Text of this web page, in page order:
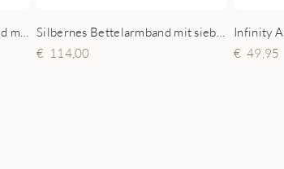
114,00
49,95